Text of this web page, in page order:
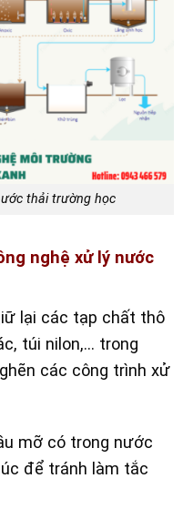
thải trường học
nghệ xử lý nước
lại các tạp chất thô
túi nilon,… trong
các công trình xử
mỡ có trong nước
để tránh làm tắc